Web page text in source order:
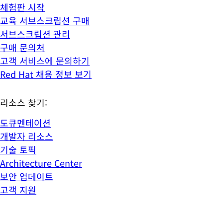
체험판 시작
교육 서브스크립션 구매
서브스크립션 관리
구매 문의처
고객 서비스에 문의하기
Red Hat 채용 정보 보기
리소스 찾기:
도큐멘테이션
개발자 리소스
기술 토픽
Architecture Center
보안 업데이트
고객 지원